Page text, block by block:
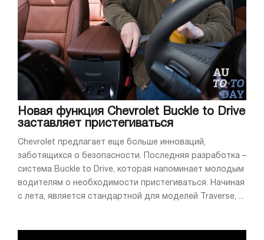
Новая функция Chevrolet Buckle to Drive
заставляет пристегиваться
Chevrolet предлагает еще больше инноваций,
заботящихся о безопасности. Последняя разработка –
система Buckle to Drive, которая напоминает молодым
водителям о необходимости пристегиваться. Начиная
с лета, является стандартной для моделей Traverse, ...